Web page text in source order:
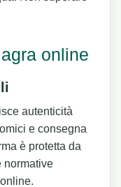
online
autenticità
e consegna
è protetta da
normative